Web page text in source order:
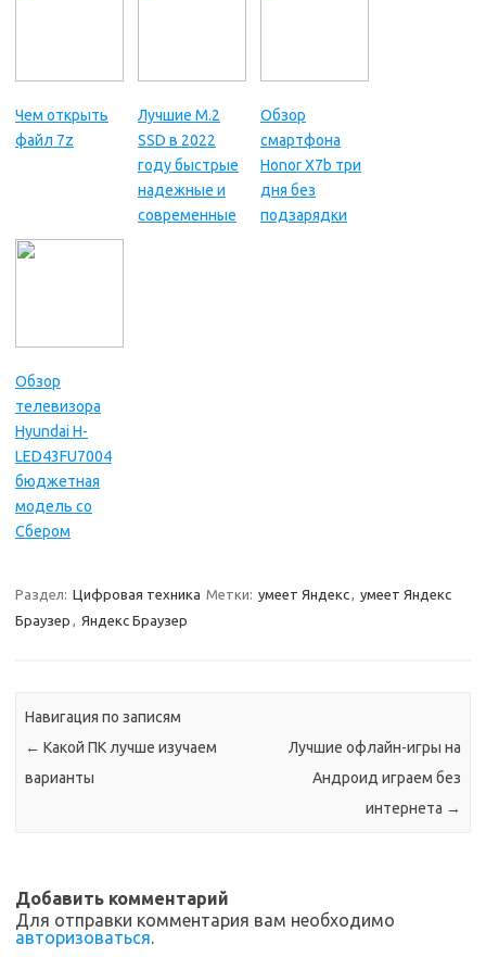
Чем открыть
файл 7z
Лучшие M.2
SSD в 2022
году быстрые
надежные и
современные
Обзор
смартфона
Honor X7b три
дня без
подзарядки
Обзор
телевизора
Hyundai H-
LED43FU7004
бюджетная
модель со
Сбером
Раздел: Цифровая техника Метки: умеет Яндекс
умеет Яндекс
Браузер
Яндекс Браузер
Навигация по записям
← Какой ПК лучше изучаем
варианты
Лучшие офлайн-игры на
Андроид играем без
интернета →
Добавить комментарий
Для отправки комментария вам необходимо
авторизоваться.